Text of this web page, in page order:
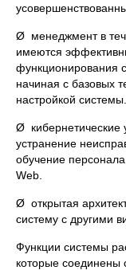
Ø менеджмент в
имеются
функционирования
начиная с базовых
настройкой системы.
Ø кибернетические
устранение
обучение
Web.
Ø открытая
систему с другими
Функции системы
которые соединены